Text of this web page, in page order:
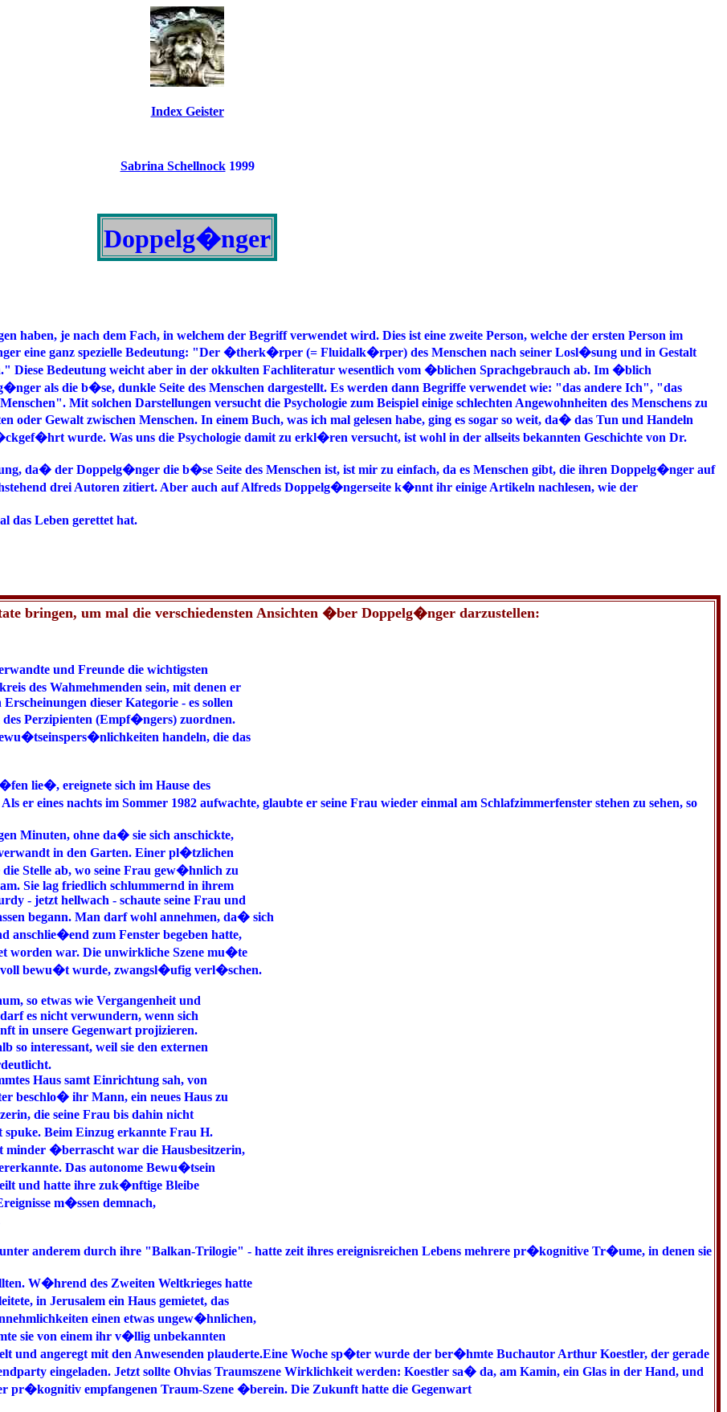
Index Geister
Sabrina Schellnock1999
Doppelg�nger
haben, je nach dem Fach, in welchem der Begriff verwendet wird. Dies ist eine zweite Person, welche der ersten Person im
eine ganz spezielle Bedeutung: "Der �therk�rper (= Fluidalk�rper) des Menschen nach seiner Losl�sung und in Gestalt
Diese Bedeutung weicht aber in der okkulten Fachliteratur wesentlich vom �blichen Sprachgebrauch ab. Im �blich
als die b�se, dunkle Seite des Menschen dargestellt. Es werden dann Begriffe verwendet wie: "das andere Ich", "das
Mit solchen Darstellungen versucht die Psychologie zum Beispiel einige schlechten Angewohnheiten des Menschens zu
Gewalt zwischen Menschen. In einem Buch, was ich mal gelesen habe, ging es sogar so weit, da� das Tun und Handeln
wurde. Was uns die Psychologie damit zu erkl�ren versucht, ist wohl in der allseits bekannten Geschichte von Dr.
da� der Doppelg�nger die b�se Seite des Menschen ist, ist mir zu einfach, da es Menschen gibt, die ihren Doppelg�nger auf
drei Autoren zitiert. Aber auch auf Alfreds Doppelg�ngerseite k�nnt ihr einige Artikeln nachlesen, wie der
das Leben gerettet hat.
bringen, um mal die verschiedensten Ansichten �ber Doppelg�nger darzustellen:
und Freunde die wichtigsten
des Wahmehmenden sein, mit denen er
dieser Kategorie - es sollen
des Perzipienten (Empf�ngers) zuordnen.
handeln, die das
lie�, ereignete sich im Hause des
eines nachts im Sommer 1982 aufwachte, glaubte er seine Frau wieder einmal am Schlafzimmerfenster stehen zu sehen, so
Minuten, ohne da� sie sich anschickte,
in den Garten. Einer pl�tzlichen
Stelle ab, wo seine Frau gew�hnlich zu
Sie lag friedlich schlummernd in ihrem
- jetzt hellwach - schaute seine Frau und
begann. Man darf wohl annehmen, da� sich
anschlie�end zum Fenster begeben hatte,
worden war. Die unwirkliche Szene mu�te
voll bewu�t wurde, zwangsl�ufig verl�schen.
so etwas wie Vergangenheit und
es nicht verwundern, wenn sich
in unsere Gegenwart projizieren.
so interessant, weil sie den externen
Haus samt Einrichtung sah, von
beschlo� ihr Mann, ein neues Haus zu
die seine Frau bis dahin nicht
Beim Einzug erkannte Frau H.
minder �berrascht war die Hausbesitzerin,
Das autonome Bewu�tsein
und hatte ihre zuk�nftige Bleibe
m�ssen demnach,
anderem durch ihre "Balkan-Trilogie" - hatte zeit ihres ereignisreichen Lebens mehrere pr�kognitive Tr�ume, in denen sie
W�hrend des Zweiten Weltkrieges hatte
in Jerusalem ein Haus gemietet, das
einen etwas ungew�hnlichen,
sie von einem ihr v�llig unbekannten
und angeregt mit den Anwesenden plauderte.Eine Woche sp�ter wurde der ber�hmte Buchautor Arthur Koestler, der gerade
eingeladen. Jetzt sollte Ohvias Traumszene Wirklichkeit werden: Koestler sa� da, am Kamin, ein Glas in der Hand, und
pr�kognitiv empfangenen Traum-Szene �berein. Die Zukunft hatte die Gegenwart